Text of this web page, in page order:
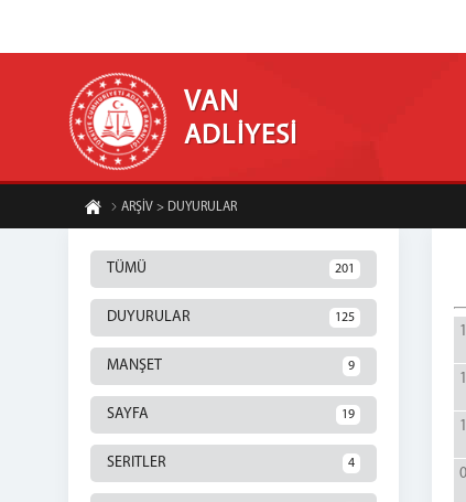
VAN
ADLİYESİ
ARŞİV > DUYURULAR
TÜMÜ 201
DUYURULAR 125
MANŞET 9
SAYFA 19
SERITLER 4